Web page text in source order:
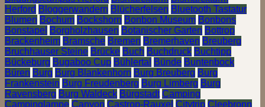
Herford Bloggerwandern Blücherfelsen Bluetooth Tastatur
Blumen Bochum Bockshorn Bonbon Museum Bonbons
Bonstapel Borgholzhausen Botanischer Garten Bottrop
Brackenheim Bramsche Bremen Bremerhaven Breuberg
Bruchhauser Steine Brücke Buch Buchdruck Buchtipp
Bückeburg Bugaboo Cup Bühlertal Bünde Buntenbock
Büren Burg Burg Blankenhorn Burg Breuberg Burg
Frankenstein Burg Freudenberg Burg Limberg Burg
Ravensberg Burg Waldeck Bürgstadt Camping
Campinglampe Canyon Castrop-Rauxel Citytrip Cleebronn